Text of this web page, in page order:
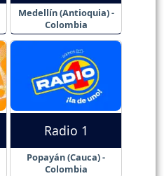
Medellín (Antioquia) -
Colombia
Radio 1
Popayán (Cauca) -
Colombia